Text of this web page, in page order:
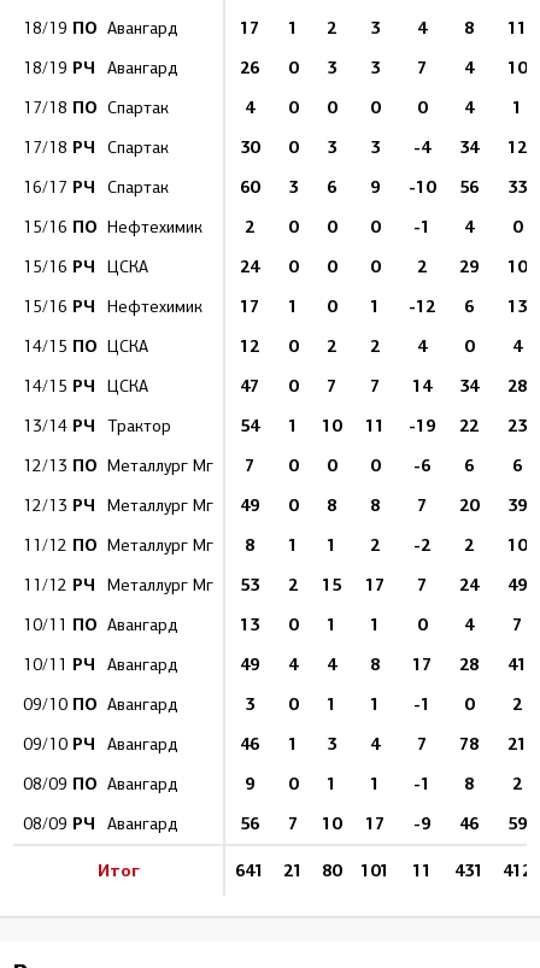
18/19 ПО Авангард 17 1 2 3 4 8 11
18/19 РЧ Авангард 26 0 3 3 7 4 10
17/18 ПО Спартак 4 0 0 0 0 4 1
17/18 РЧ Спартак 30 0 3 3 -4 34 12
16/17 РЧ Спартак 60 3 6 9 -10 56 33
15/16 ПО Нефтехимик 2 0 0 0 -1 4 0
15/16 РЧ ЦСКА 24 0 0 0 2 29 10
15/16 РЧ Нефтехимик 17 1 0 1 -12 6 13
14/15 ПО ЦСКА 12 0 2 2 4 0 4
14/15 РЧ ЦСКА 47 0 7 7 14 34 28
13/14 РЧ Трактор 54 1 10 11 -19 22 23
12/13 ПО Металлург Мг 7 0 0 0 -6 6 6
12/13 РЧ Металлург Мг 49 0 8 8 7 20 39
11/12 ПО Металлург Мг 8 1 1 2 -2 2 10
11/12 РЧ Металлург Мг 53 2 15 17 7 24 49
10/11 ПО Авангард 13 0 1 1 0 4 7
10/11 РЧ Авангард 49 4 4 8 17 28 41
09/10 ПО Авангард 3 0 1 1 -1 0 2
09/10 РЧ Авангард 46 1 3 4 7 78 21
08/09 ПО Авангард 9 0 1 1 -1 8 2
08/09 РЧ Авангард 56 7 10 17 -9 46 59
Итог 641 21 80 101 11 431 412